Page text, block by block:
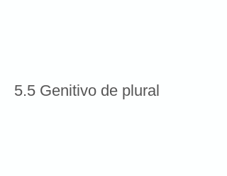
5.5 Genitivo de plural